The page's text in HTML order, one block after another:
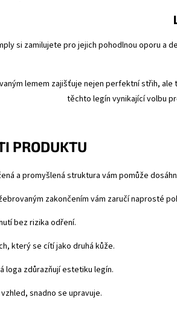
si zamilujete pro jejich pohodlnou oporu a
lemem zajišťuje nejen perfektní střih,
těchto legín vynikající volbu
PRODUKTU
a promyšlená struktura vám pomůže
zakončením vám zaručí naprosté
bez rizika odření.
který se cítí jako druhá kůže.
loga zdůrazňují estetiku legín.
snadno se upravuje.